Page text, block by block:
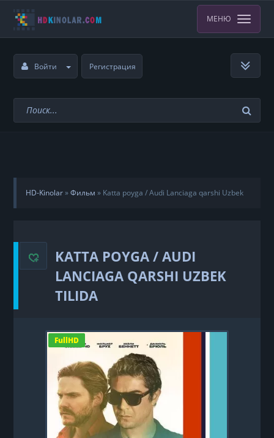
МЕНЮ
Войти Регистрация
HD-Kinolar»Фильм » Katta poyga / Audi Lanciaga qarshi Uzbek
KATTA POYGA / AUDI
LANCIAGA QARSHI UZBEK
TILIDA
FullHD